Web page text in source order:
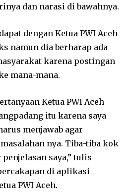
dan narasi di bawahnya.
dengan Ketua PWI Aceh
namun dia berharap ada
karena postingan
mana-mana.
Ketua PWI Aceh
itu karena saya
menjawab agar
nya. Tiba-tiba kok
saya,” tulis
di aplikasi
PWI Aceh.